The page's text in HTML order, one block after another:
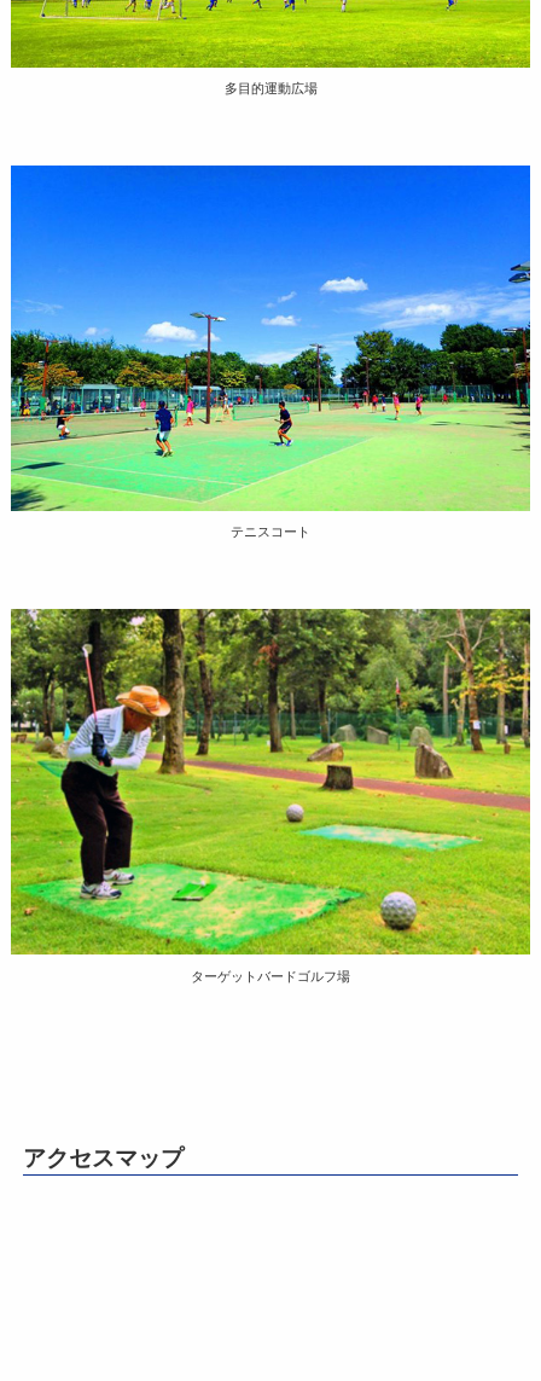
多目的運動広場
テニスコート
ターゲットバードゴルフ場
アクセスマップ